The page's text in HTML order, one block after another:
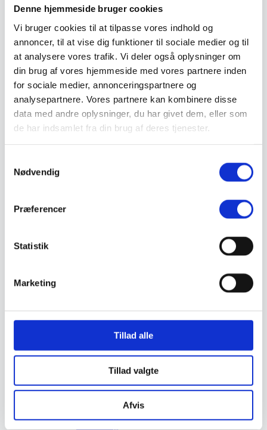
Denne hjemmeside bruger cookies
Vi bruger cookies til at tilpasse vores indhold og
annoncer, til at vise dig funktioner til sociale medier og til
at analysere vores trafik. Vi deler også oplysninger om
din brug af vores hjemmeside med vores partnere inden
for sociale medier, annonceringspartnere og
analysepartnere. Vores partnere kan kombinere disse
data med andre oplysninger, du har givet dem, eller som
de har indsamlet fra din brug af deres tjenester.
Nødvendig
Præferencer
Statistik
Marketing
Tillad alle
Tillad valgte
Afvis
Valg af sikkerhedssko
Stiger
Skilte
Advarselsskilte
Brandskilte
Cykeloprydning
Forbudsskilte
Henvisningsskilte
Hunde
Klistermærke / Markat
Piktogrammer
Standere, galger og beslag
Sundhedsmiljø
Vaskeri Produkter
Affaldsudstyr
Lygter
Snerydning
Teleskopværktøj